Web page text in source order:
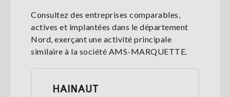
Consultez des entreprises comparables,
actives et implantées dans le département
Nord, exerçant une activité principale
similaire à la société AMS-MARQUETTE.
HAINAUT